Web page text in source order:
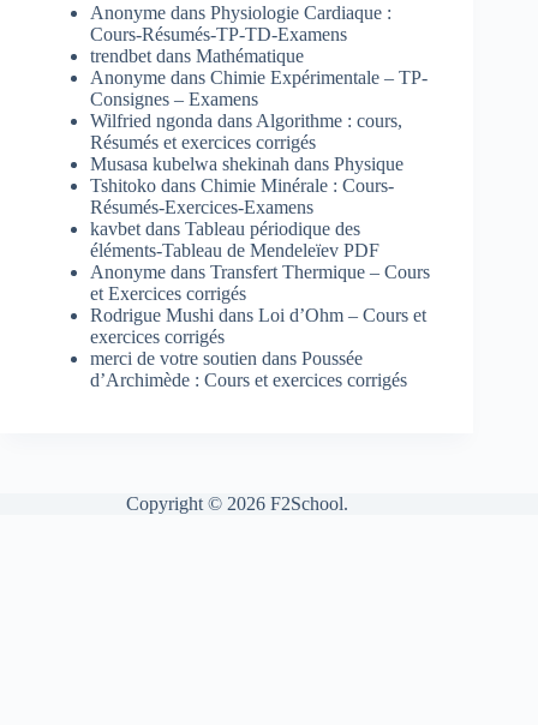
Anonyme dans Physiologie Cardiaque :
Cours-Résumés-TP-TD-Examens
trendbet dans Mathématique
Anonyme dans Chimie Expérimentale – TP-
Consignes – Examens
Wilfried ngonda dans Algorithme : cours,
Résumés et exercices corrigés
Musasa kubelwa shekinah dans Physique
Tshitoko dans Chimie Minérale : Cours-
Résumés-Exercices-Examens
kavbet dans Tableau périodique des
éléments-Tableau de Mendeleïev PDF
Anonyme dans Transfert Thermique – Cours
et Exercices corrigés
Rodrigue Mushi dans Loi d’Ohm – Cours et
exercices corrigés
merci de votre soutien dans Poussée
d’Archimède : Cours et exercices corrigés
Copyright © 2026 F2School.